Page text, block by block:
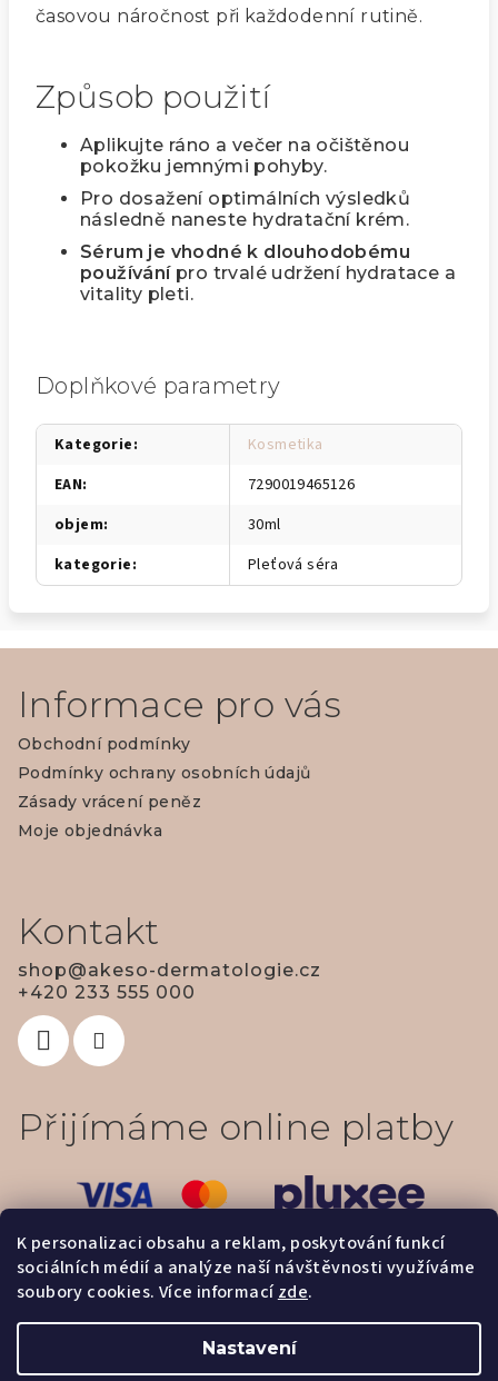
K personalizaci obsahu a reklam, poskytování funkcí
sociálních médií a analýze naší návštěvnosti využíváme
soubory cookies. Více informacízde.
Nastavení
časovou náročnost při každodenní rutině.
Způsob použití
Aplikujte ráno a večer na očištěnou
pokožku jemnými pohyby.
Pro dosažení optimálních výsledků
následně naneste hydratační krém.
Sérum je vhodné k dlouhodobému
používánípro trvalé udržení hydratace a
vitality pleti.
Doplňkové parametry
Kategorie:
Kosmetika
EAN:
7290019465126
objem:
30ml
kategorie: Pleťová séra
Informace pro vás
Obchodní podmínky
Podmínky ochrany osobních údajů
Zásady vrácení peněz
Moje objednávka
Kontakt
shop@akeso-dermatologie.cz
+420 233 555 000
Přijímáme online platby